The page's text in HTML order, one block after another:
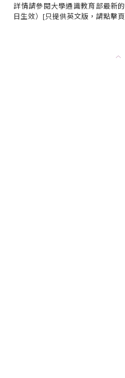
詳情請參閱大學通識教育部最新的
日生效）[只提供英文版，請點擊